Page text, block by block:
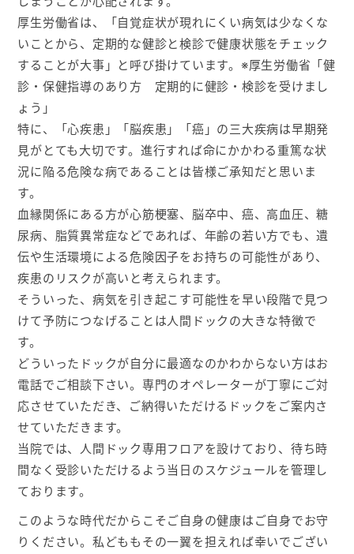
078-367-7222
受付時間 8：30～17：30
年末年始・日祝を除く
厚生労働省は、「自覚症状が現れにくい病気は少なくな
いことから、定期的な健診と検診で健康状態をチェック
することが大事」と呼び掛けています。※厚生労働省「健
診・保健指導のあり方 定期的に健診・検診を受けまし
ょう」
特に、「心疾患」「脳疾患」「癌」の三大疾病は早期発
見がとても大切です。進行すれば命にかかわる重篤な状
況に陥る危険な病であることは皆様ご承知だと思いま
す。
血縁関係にある方が心筋梗塞、脳卒中、癌、高血圧、糖
尿病、脂質異常症などであれば、年齢の若い方でも、遺
伝や生活環境による危険因子をお持ちの可能性があり、
疾患のリスクが高いと考えられます。
そういった、病気を引き起こす可能性を早い段階で見つ
けて予防につなげることは人間ドックの大きな特徴で
す。
どういったドックが自分に最適なのかわからない方はお
電話でご相談下さい。専門のオペレーターが丁寧にご対
応させていただき、ご納得いただけるドックをご案内さ
せていただきます。
当院では、人間ドック専用フロアを設けており、待ち時
間なく受診いただけるよう当日のスケジュールを管理し
ております。
このような時代だからこそご自身の健康はご自身でお守
りください。私どももその一翼を担えれば幸いでござい